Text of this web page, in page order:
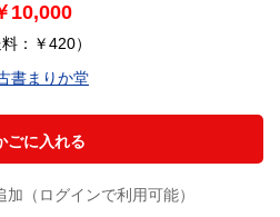
10,000
料：￥420）
書まりか堂
ごに入れる
（ログインで利用可能）